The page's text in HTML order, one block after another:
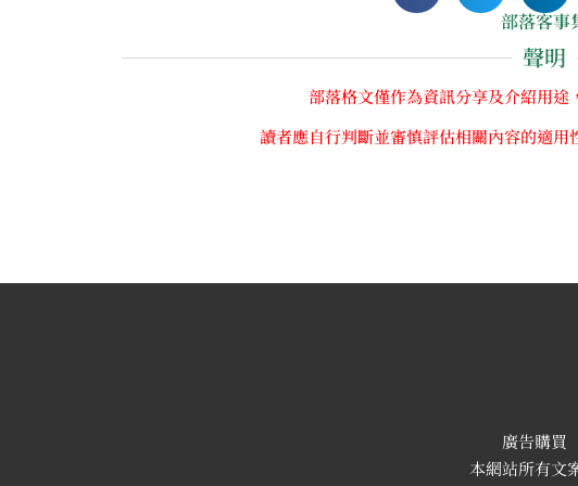
部落客事
聲明
部落格文僅作為資訊分享及介紹用途
讀者應自行判斷並審慎評估相關內容的適用
廣告購買
本網站所有文